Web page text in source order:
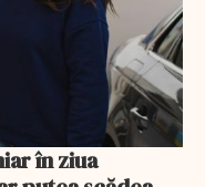
în ziua